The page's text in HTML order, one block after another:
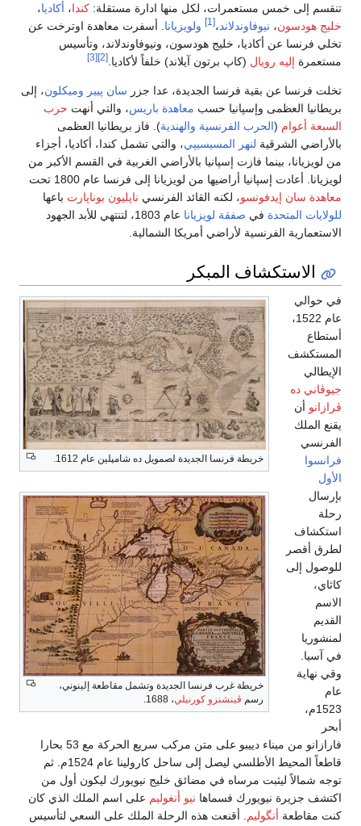
تنقسم إلى خمس مستعمرات، لكل منها ادارة مستقلة: كندا، أكاديا،
خليج هودسون، نيوفاوندلاند،[1] ولويزيانا . أسفرت معاهدة اوترخت عن
تخلي فرنسا عن أكاديا، خليج هودسون، ونيوفاوندلاند، وتأسيس
مستعمرة إليه رويال (كاپ برتون آيلاند) خلفاً لأكاديا. [2]
[3]
تخلت فرنسا عن بقية فرنسا الجديدة، عدا جزر سان پيير وميكلون، إلى
بريطانيا العظمى وإسپانيا حسب معاهدة باريس، والتي أنهت حرب
السبعة أعوام (الحرب الفرنسية والهندية). فاز بريطانيا العظمى
بالأراضي الشرقية لنهر المسيسيپي، والتي تشمل كندا، أكاديا، أجزاء
من لويزيانا، بينما فازت إسپانيا بالأراضي الغربية في القسم الأكبر من
لويزيانا. أعادت إسپانيا أراضيها من لويزيانا إلى فرنسا عام 1800 تحت
معاهدة سان إيدفونسو، لكنه القائد الفرنسي ناپليون بوناپارت باعها
للولايات المتحدة في صفقة لويزيانا
عام 1803، لتنتهي للأبد الجهود
الاستعمارية الفرنسية لأراضي أمريكا الشمالية.
الاستكشاف المبكر
خريطة فرنسا الجديدة لصمويل ده شامپلين عام 1612.
خريطة غرب فرنسا الجديدة وتشمل مقاطعة إلينوني،
رسم ڤينشنزو كورنيلي، 1688.
في حوالي
عام 1522،
أستطاع
المستكشف
الإيطالي
جيوڤاني ده
ڤرازانو أن
يقنع الملك
الفرنسي
فرانسوا
الأول
بإرسال
رحلة
استكشاف
لطرق أقصر
للوصول إلى
كاثاي،
الاسم
القديم
لمنشوريا
في آسيا.
وقي نهاية
عام
1523م،
أبحر
فارازانو من ميناء دييبو على متن مركب سريع الحركة مع 53 بحارا
قاطعاً المحيط الأطلسي ليصل إلى ساحل كارولينا عام 1524م. ثم
توجه شمالاً ليثبت مرساه في مضائق خليج نيويورك ليكون أول من
اكتشف جزيرة نيويورك فسماها نيو أنغوليم على اسم الملك الذي كان
كنت مقاطعة أنگوليم. أقنعت هذه الرحلة الملك على السعي لتأسيس